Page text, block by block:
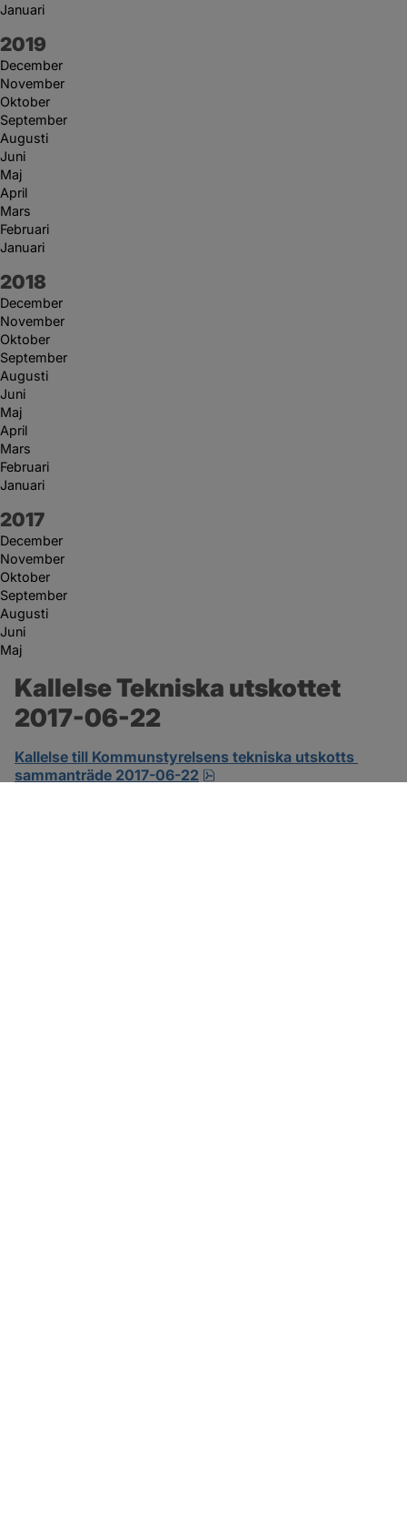
Januari
År:
2019
December
November
Oktober
September
Augusti
Juni
Maj
April
Mars
Februari
Januari
År:
2018
December
November
Oktober
September
Augusti
Juni
Maj
April
Mars
Februari
Januari
År:
2017
December
November
Oktober
September
Augusti
Juni
Maj
Kallelse Tekniska utskottet
2017-06-22
Kallelse till Kommunstyrelsens tekniska utskotts
sammanträde 2017-06-22